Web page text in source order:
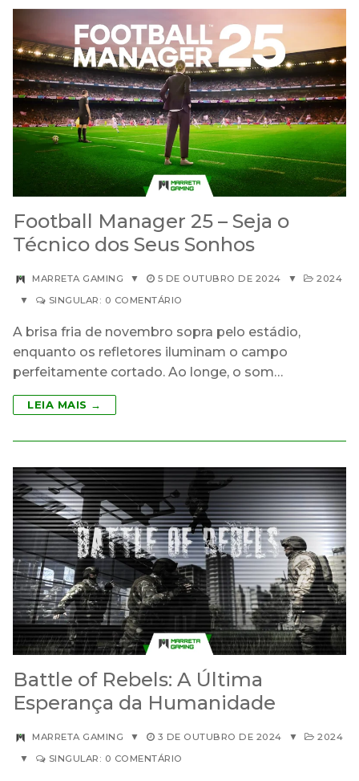
Football Manager 25 – Seja o
Técnico dos Seus Sonhos
MARRETA GAMING ▼ 5 DE OUTUBRO DE 2024 ▼
2024
▼
SINGULAR: 0 COMENTÁRIO
A brisa fria de novembro sopra pelo estádio,
enquanto os refletores iluminam o campo
perfeitamente cortado. Ao longe, o som…
LEIA MAIS →
Battle of Rebels: A Última
Esperança da Humanidade
MARRETA GAMING ▼ 3 DE OUTUBRO DE 2024 ▼
2024
▼
SINGULAR: 0 COMENTÁRIO